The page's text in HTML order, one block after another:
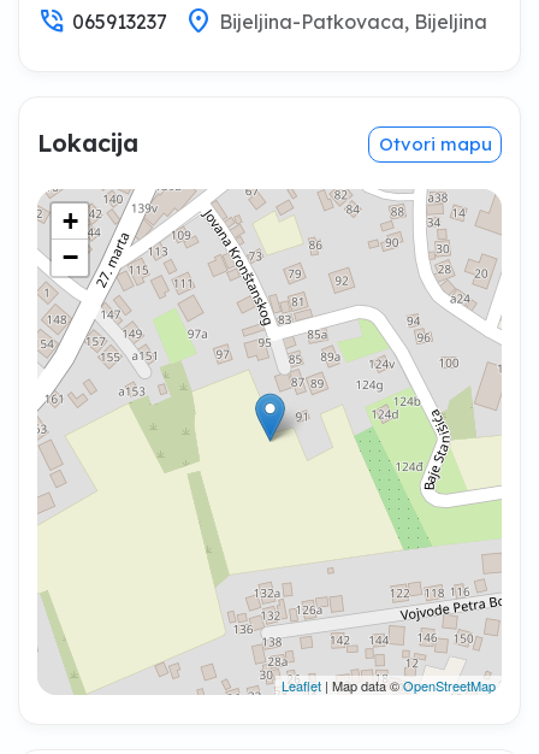
phone_in_talk 065913237 location_on Bijeljina-Patkovaca, Bijeljina
Lokacija Otvori mapu
+
−
Leaflet | Map data ©OpenStreetMap